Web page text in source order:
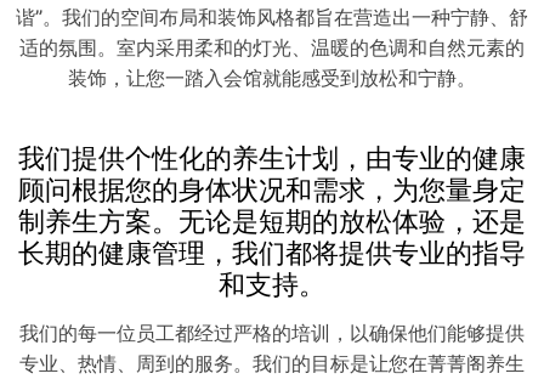
谐”。我们的空间布局和装饰风格都旨在营造出一种宁静、舒
适的氛围。室内采用柔和的灯光、温暖的色调和自然元素的
装饰，让您一踏入会馆就能感受到放松和宁静。
我们提供个性化的养生计划，由专业的健康
顾问根据您的身体状况和需求，为您量身定
制养生方案。无论是短期的放松体验，还是
长期的健康管理，我们都将提供专业的指导
和支持。
我们的每一位员工都经过严格的培训，以确保他们能够提供
专业、热情、周到的服务。我们的目标是让您在菁菁阁养生